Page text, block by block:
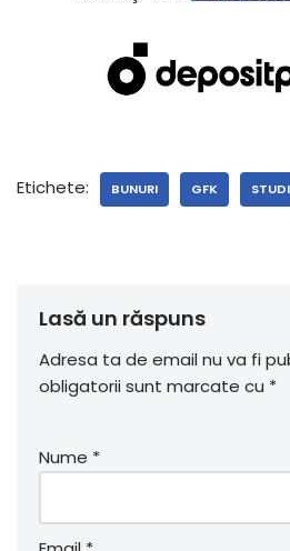
Etichete: BUNURI GFK
Lasă un răspuns
Adresa ta de email nu va fi
obligatorii sunt marcate cu *
Nume *